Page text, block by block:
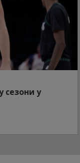
сезони у